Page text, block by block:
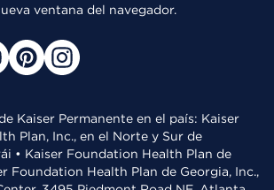
ventana del navegador.
Kaiser Permanente en el país: Kaiser
Plan, Inc., en el Norte y Sur de
• Kaiser Foundation Health Plan de
Foundation Health Plan de Georgia, Inc.,